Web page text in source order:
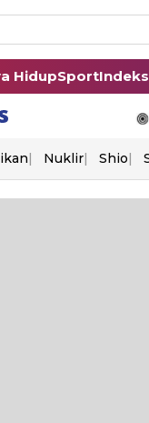
HidupSportIndeks
Nuklir Shio